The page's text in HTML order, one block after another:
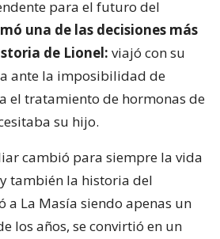
para el futuro del
una de las decisiones más
de Lionel: viajó con su
ante la imposibilidad de
el tratamiento de hormonas de
su hijo.
cambió para siempre la vida
también la historia del
a La Masía siendo apenas un
los años, se convirtió en un